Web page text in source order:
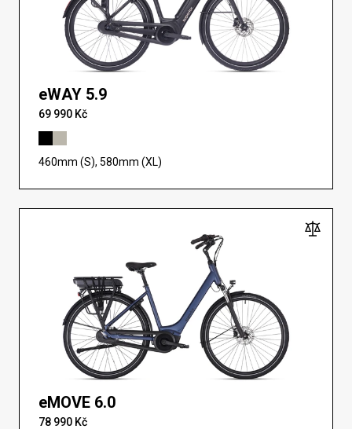
eWAY 5.9
69 990 Kč
460mm (S), 580mm (XL)
eMOVE 6.0
78 990 Kč